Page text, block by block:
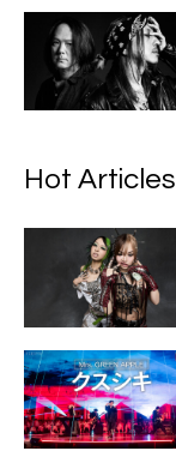
Hot Articles